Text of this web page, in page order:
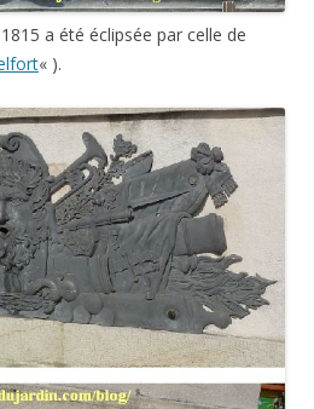
a été éclipsée par celle de
« ).